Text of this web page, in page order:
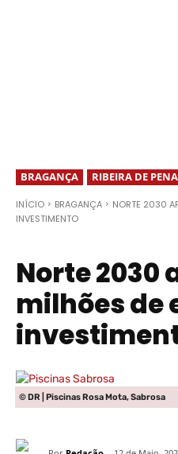
BRAGANÇA RIBEIRA DE PENA
INÍCIO BRAGANÇA
NORTE 2030
INVESTIMENTO
Norte 2030
milhões de
© DR | Piscinas Rosa Mota, Sabrosa